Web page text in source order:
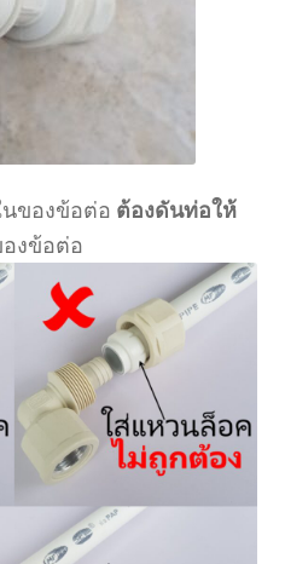
ของข้อต่อ ต้องดันท่อให้
งข้อต่อ